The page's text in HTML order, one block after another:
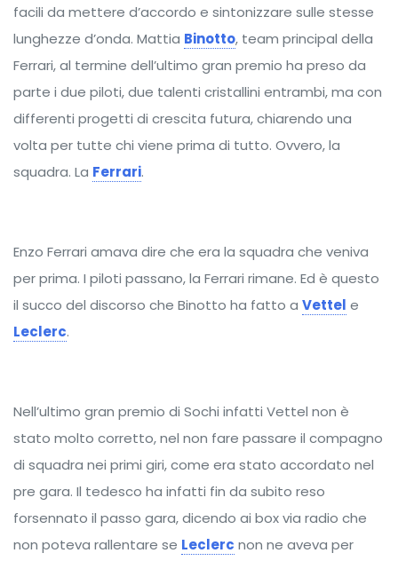
facili da mettere d’accordo e sintonizzare sulle stesse
lunghezze d’onda. Mattia Binotto, team principal della
Ferrari, al termine dell’ultimo gran premio ha preso da
parte i due piloti, due talenti cristallini entrambi, ma con
differenti progetti di crescita futura, chiarendo una
volta per tutte chi viene prima di tutto. Ovvero, la
squadra. La Ferrari.
Enzo Ferrari amava dire che era la squadra che veniva
per prima. I piloti passano, la Ferrari rimane. Ed è questo
il succo del discorso che Binotto ha fatto a Vettel e
Leclerc.
Nell’ultimo gran premio di Sochi infatti Vettel non è
stato molto corretto, nel non fare passare il compagno
di squadra nei primi giri, come era stato accordato nel
pre gara. Il tedesco ha infatti fin da subito reso
forsennato il passo gara, dicendo ai box via radio che
non poteva rallentare se Leclerc non ne aveva per